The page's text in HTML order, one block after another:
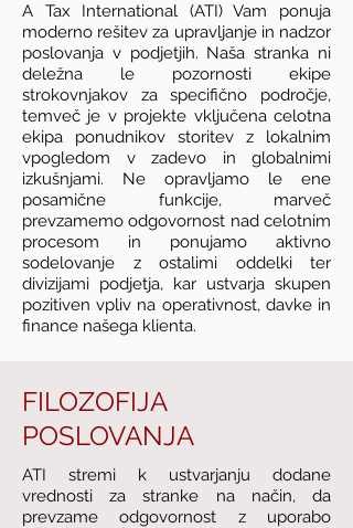
A Tax International (ATI) Vam ponuja
moderno rešitev za upravljanje in nadzor
poslovanja v podjetjih. Naša stranka ni
deležna le pozornosti ekipe
strokovnjakov za specifično področje,
temveč je v projekte vključena celotna
ekipa ponudnikov storitev z lokalnim
vpogledom v zadevo in globalnimi
izkušnjami. Ne opravljamo le ene
posamične funkcije, marveč
prevzamemo odgovornost nad celotnim
procesom in ponujamo aktivno
sodelovanje z ostalimi oddelki ter
divizijami podjetja, kar ustvarja skupen
pozitiven vpliv na operativnost, davke in
finance našega klienta.
FILOZOFIJA
POSLOVANJA
ATI stremi k ustvarjanju dodane
vrednosti za stranke na način, da
prevzame odgovornost z uporabo